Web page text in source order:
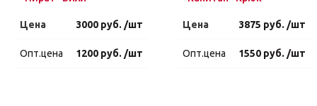
Цена 3000 руб. /шт
Опт.цена 1200 руб. /шт
Цена 3875 руб. /шт
Опт.цена 1550 руб. /шт